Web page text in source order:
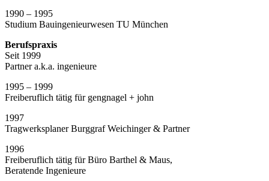
1990 – 1995
Studium Bauingenieurwesen TU München
Berufspraxis
Seit 1999
Partner a.k.a. ingenieure
1995 – 1999
Freiberuflich tätig für gengnagel + john
1997
Tragwerksplaner Burggraf Weichinger & Partner
1996
Freiberuflich tätig für Büro Barthel & Maus,
Beratende Ingenieure